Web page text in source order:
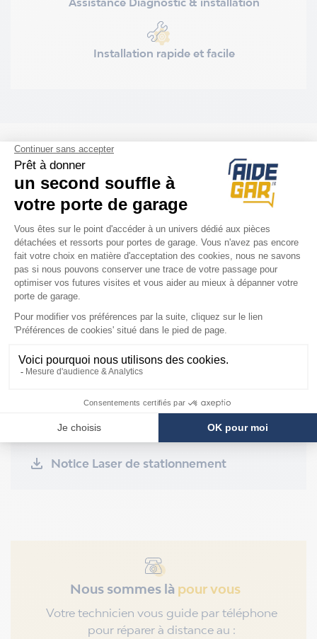
Installation rapide et facile
DESCRIPTION
Laser de position de stationnement,
comprenant miroir et matériel de montage
Cet article vous permet de vous garer avec
précision dans le garage sans aide au
stationnement
NOTICE & AIDE
Notice Laser de stationnement
Nous sommes là pour vous
Votre technicien vous guide par téléphone
pour réparer à distance au :